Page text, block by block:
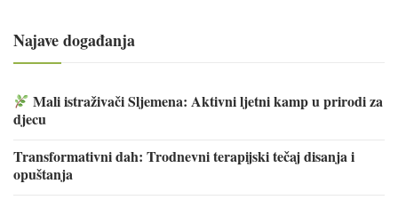
Najave događanja
Mali istraživači Sljemena: Aktivni ljetni kamp u prirodi za
djecu
Transformativni dah: Trodnevni terapijski tečaj disanja i
opuštanja